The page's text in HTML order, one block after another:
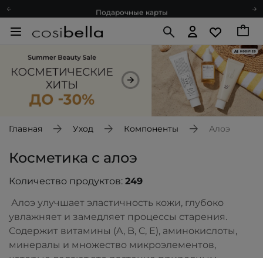
Подарочные карты
Доставка с любовью
Главная Уход Компоненты Алоэ
Косметика с алоэ
Количество продуктов: 249
Алоэ улучшает эластичность кожи, глубоко
увлажняет и замедляет процессы старения.
Содержит витамины (A, B, C, E), аминокислоты,
минералы и множество микроэлементов,